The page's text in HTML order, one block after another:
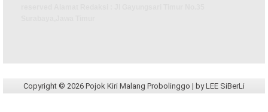
Copyright © 2026 Pojok Kiri Malang Probolinggo | byLEE SiBerLi